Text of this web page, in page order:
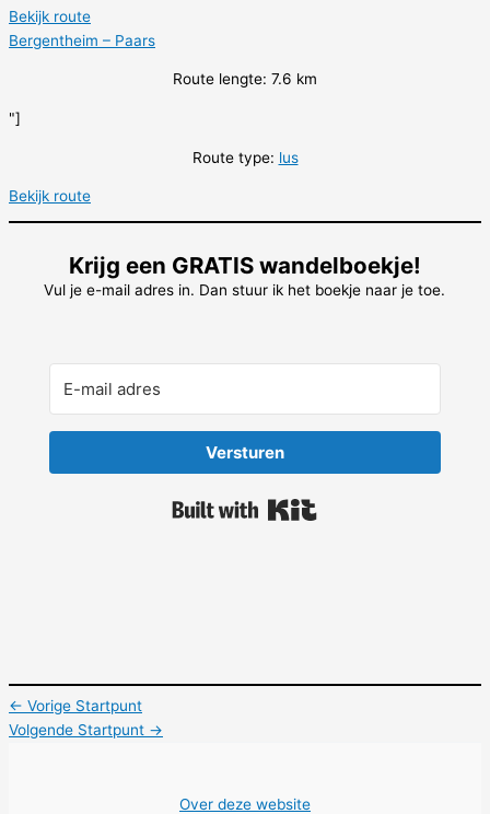
Bekijk route
Bergentheim – Paars
Route lengte: 7.6 km
"]
Route type: lus
Bekijk route
Krijg een GRATIS wandelboekje!
Vul je e-mail adres in. Dan stuur ik het boekje naar je toe.
Versturen
← Vorige Startpunt
Volgende Startpunt →
Over deze website